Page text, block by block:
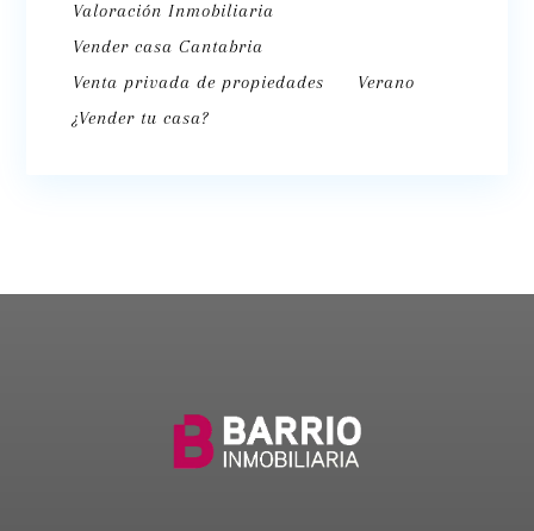
Valoración Inmobiliaria
Vender casa Cantabria
Venta privada de propiedades
Verano
¿Vender tu casa?